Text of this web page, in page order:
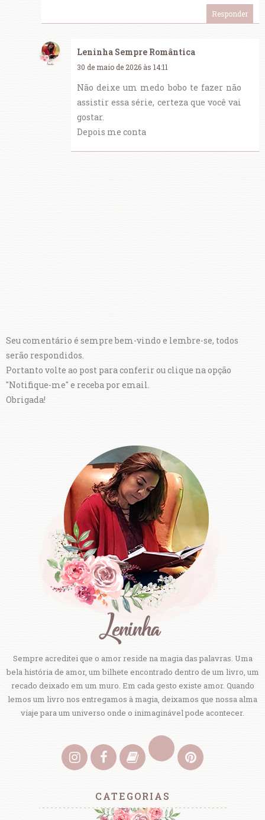
Responder
Leninha Sempre Romântica
30 de maio de 2026 às 14:11
Não deixe um medo bobo te fazer não
assistir essa série, certeza que você vai
gostar.
Depois me conta
Seu comentário é sempre bem-vindo e lembre-se, todos
serão respondidos.
Portanto volte ao post para conferir ou clique na opção
"Notifique-me" e receba por email.
Obrigada!
Sempre acreditei que o amor reside na magia das palavras. Uma
bela história de amor, um bilhete encontrado dentro de um livro, um
recado deixado em um muro. Em cada gesto existe amor. Quando
lemos um livro nos entregamos à magia, deixamos que nossa alma
viaje para um universo onde o inimaginável pode acontecer.
CATEGORIAS